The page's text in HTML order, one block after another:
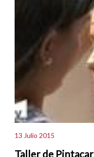
13 Julio 2015
Taller de